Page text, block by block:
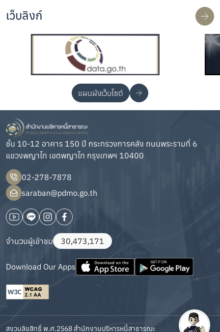
เว็บลิงก์
แผนผังเว็บไซต์
ชั้น 10-12 อาคาร 150 ปี กระทรวงการคลัง ถนนพระรามที่ 6
แขวงพญาไท เขตพญาไท กรุงเทพฯ 10400
02-278-7878
saraban@pdmo.go.th
จำนวนผู้เข้าชม 30,473,171
Download Our Apps
สงวนลิขสิทธิ์ พ.ศ.2568 สำนักงานบริหารหนี้สาธารณะ